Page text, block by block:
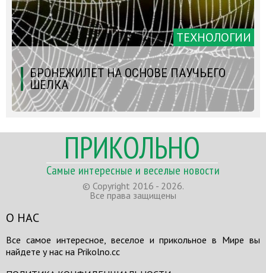
ТЕХНОЛОГИИ
БРОНЕЖИЛЕТ НА ОСНОВЕ ПАУЧЬЕГО
ШЕЛКА
ПРИКОЛЬНО
Самые интересные и веселые новости
© Copyright 2016 - 2026.
Все права защищены
О НАС
Все самое интересное, веселое и прикольное в Мире вы
найдете у нас на Prikolno.cc